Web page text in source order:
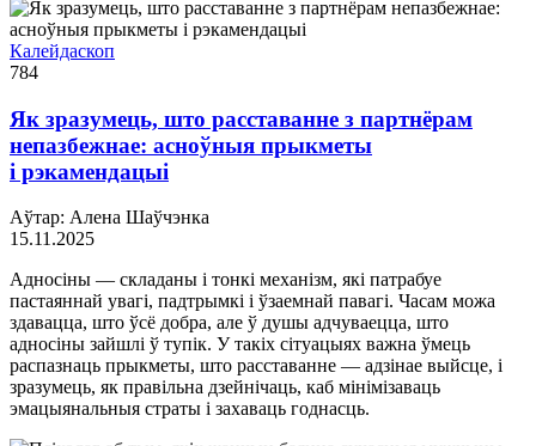
Калейдаскоп
784
Як зразумець, што расставанне з партнёрам
непазбежнае: асноўныя прыкметы
і рэкамендацыі
Аўтар: Алена Шаўчэнка
15.11.2025
Адносіны — складаны і тонкі механізм, які патрабуе
пастаяннай увагі, падтрымкі і ўзаемнай павагі. Часам можа
здавацца, што ўсё добра, але ў душы адчуваецца, што
адносіны зайшлі ў тупік. У такіх сітуацыях важна ўмець
распазнаць прыкметы, што расставанне — адзінае выйсце, і
зразумець, як правільна дзейнічаць, каб мінімізаваць
эмацыянальныя страты і захаваць годнасць.